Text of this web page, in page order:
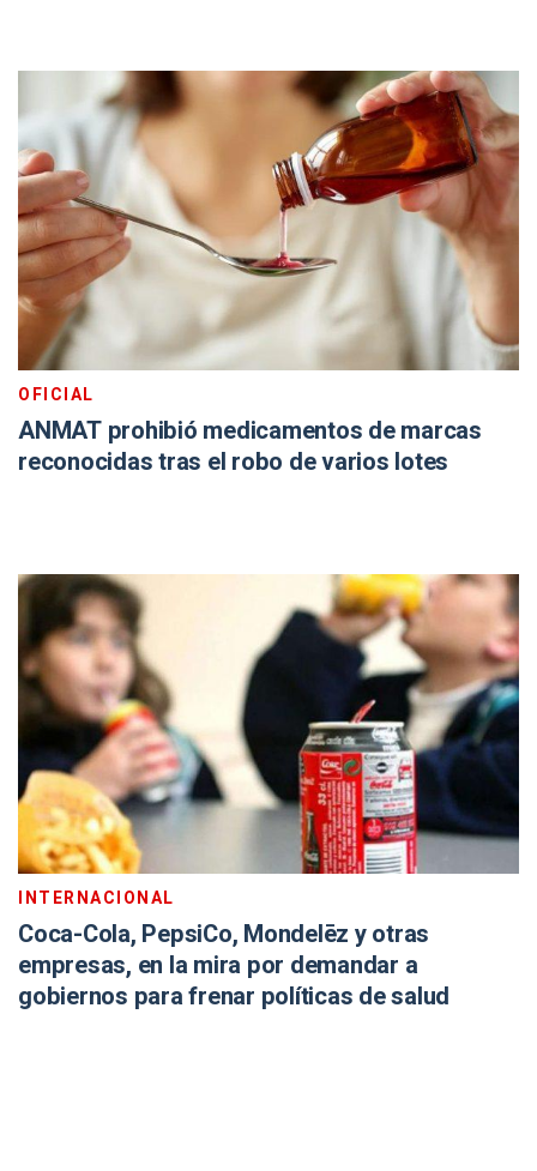
OFICIAL
ANMAT prohibió medicamentos de marcas
reconocidas tras el robo de varios lotes
INTERNACIONAL
Coca-Cola, PepsiCo, Mondelēz y otras
empresas, en la mira por demandar a
gobiernos para frenar políticas de salud